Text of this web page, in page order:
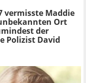
vermisste Maddie
Ort
der
Polizist David